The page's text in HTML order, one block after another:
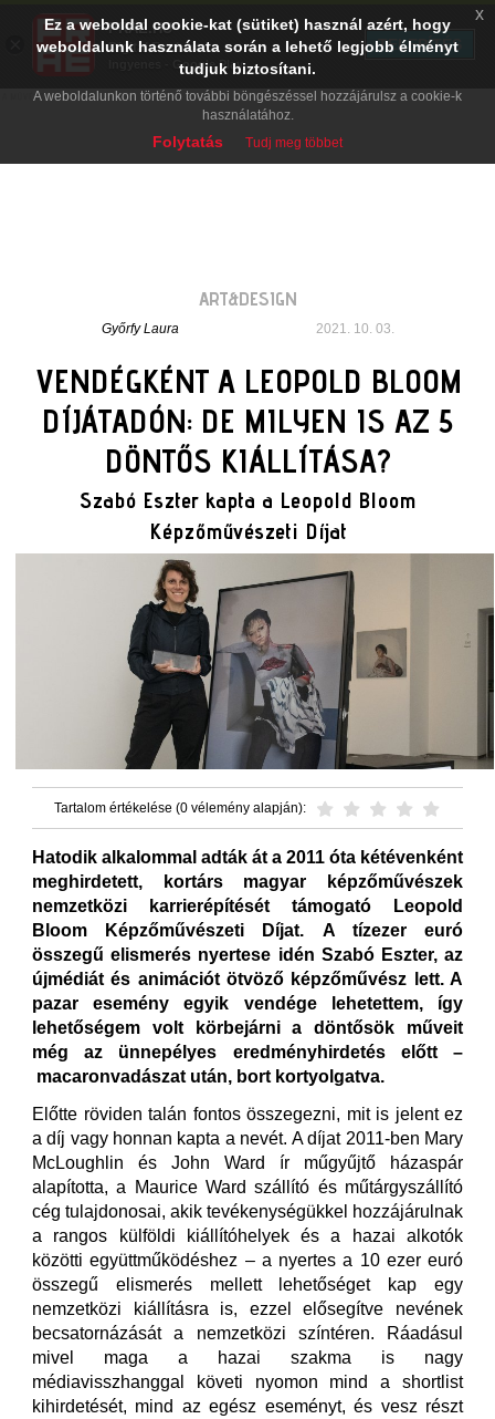
ART&DESIGN
Győrfy Laura 2021. 10. 03.
VENDÉGKÉNT A LEOPOLD BLOOM
DÍJÁTADÓN: DE MILYEN IS AZ 5
DÖNTŐS KIÁLLÍTÁSA?
Szabó Eszter kapta a Leopold Bloom
Képzőművészeti Díjat
Tartalom értékelése (0 vélemény alapján):
Hatodik alkalommal adták át a 2011 óta kétévenként
meghirdetett, kortárs magyar képzőművészek
nemzetközi karrierépítését támogató Leopold
Bloom Képzőművészeti Díjat. A tízezer euró
összegű elismerés nyertese idén Szabó Eszter, az
újmédiát és animációt ötvöző képzőművész lett. A
pazar esemény egyik vendége lehetettem, így
lehetőségem volt körbejárni a döntősök műveit
még az ünnepélyes eredményhirdetés előtt –
macaronvadászat után, bort kortyolgatva.
Előtte röviden talán fontos összegezni, mit is jelent ez
a díj vagy honnan kapta a nevét. A díjat 2011-ben Mary
McLoughlin és John Ward ír műgyűjtő házaspár
alapította, a Maurice Ward szállító és műtárgyszállító
cég tulajdonosai, akik tevékenységükkel hozzájárulnak
a rangos külföldi kiállítóhelyek és a hazai alkotók
közötti együttműködéshez – a nyertes a 10 ezer euró
összegű elismerés mellett lehetőséget kap egy
nemzetközi kiállításra is, ezzel elősegítve nevének
becsatornázását a nemzetközi színtéren. Ráadásul
mivel maga a hazai szakma is nagy
médiavisszhanggal követi nyomon mind a shortlist
kihirdetését, mind az egész eseményt, és vesz részt
Ez a weboldal cookie-kat (sütiket) használ azért, hogy
weboldalunk használata során a lehető legjobb élményt
tudjuk biztosítani.
A weboldalunkon történő további böngészéssel hozzájárulsz a cookie-k
használatához.
Folytatás Tudj meg többet
x
PRAE.HU
Digital Evolution
Ingyenes - Google Play
TELEPÍTÉS